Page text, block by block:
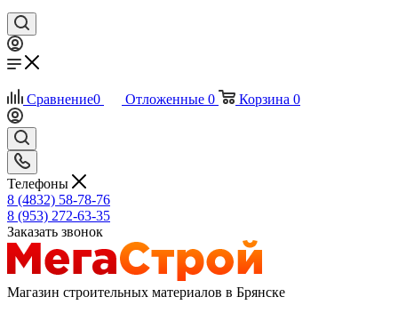
Сравнение0 Отложенные 0 Корзина 0
Телефоны
8 (4832) 58-78-76
8 (953) 272-63-35
Заказать звонок
Магазин строительных материалов в Брянске